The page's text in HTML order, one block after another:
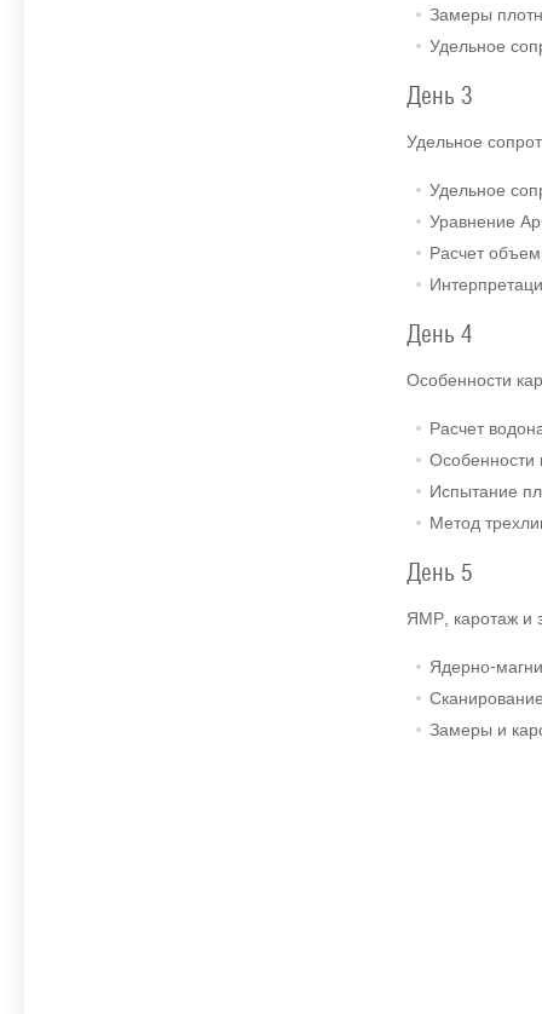
Замеры
Удельное
День 3
Удельное
Удельное
Уравнение
Расчет
День 4
Особенности
Расчет
Особенности
Испытание
Метод
День 5
ЯМР, каротаж и
Ядерно-
Замеры и